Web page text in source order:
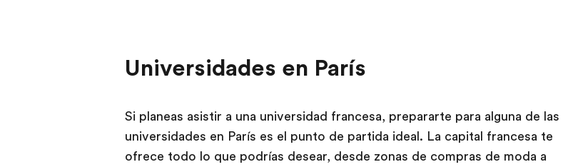
Universidades en París
Si planeas asistir a una universidad francesa, prepararte para alguna de las
universidades en París es el punto de partida ideal. La capital francesa te
ofrece todo lo que podrías desear, desde zonas de compras de moda a